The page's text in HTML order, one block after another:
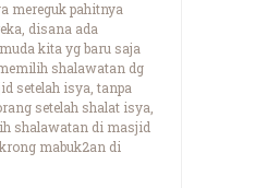
mereguk pahitnya
disana ada
kita yg baru saja
shalawatan dg
setelah isya, tanpa
setelah shalat isya,
shalawatan di masjid
mabuk2an di